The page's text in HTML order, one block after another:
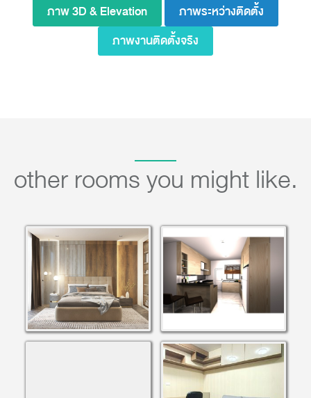
ภาพ 3D & Elevation
ภาพระหว่างติดตั้ง
ภาพงานติดตั้งจริง
other rooms you might like.